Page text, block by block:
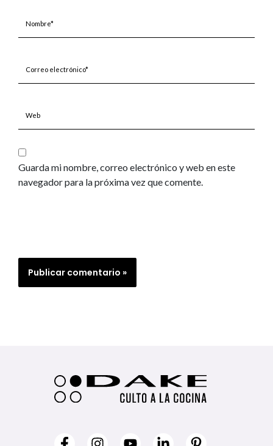
electrónico*
Guarda mi nombre, correo electrónico y web en este
navegador para la próxima vez que comente.